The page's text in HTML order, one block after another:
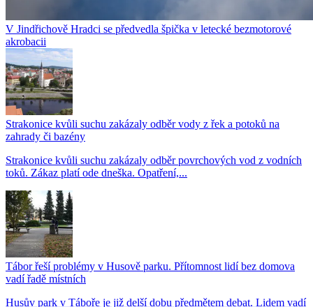
V Jindřichově Hradci se předvedla špička v letecké bezmotorové
akrobacii
Strakonice kvůli suchu zakázaly odběr vody z řek a potoků na
zahrady či bazény
Strakonice kvůli suchu zakázaly odběr povrchových vod z vodních
toků. Zákaz platí ode dneška. Opatření,...
Tábor řeší problémy v Husově parku. Přítomnost lidí bez domova
vadí řadě místních
Husův park v Táboře je již delší dobu předmětem debat. Lidem vadí